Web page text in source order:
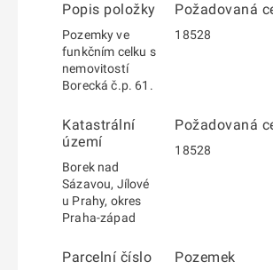
Popis položky
Pozemky ve
funkčním celku s
nemovitostí
Borecká č.p. 61.
Požadovaná
18528
Katastrální
území
Borek nad
Sázavou, Jílové
u Prahy, okres
Praha-západ
Požadovaná
18528
Parcelní číslo Pozemek